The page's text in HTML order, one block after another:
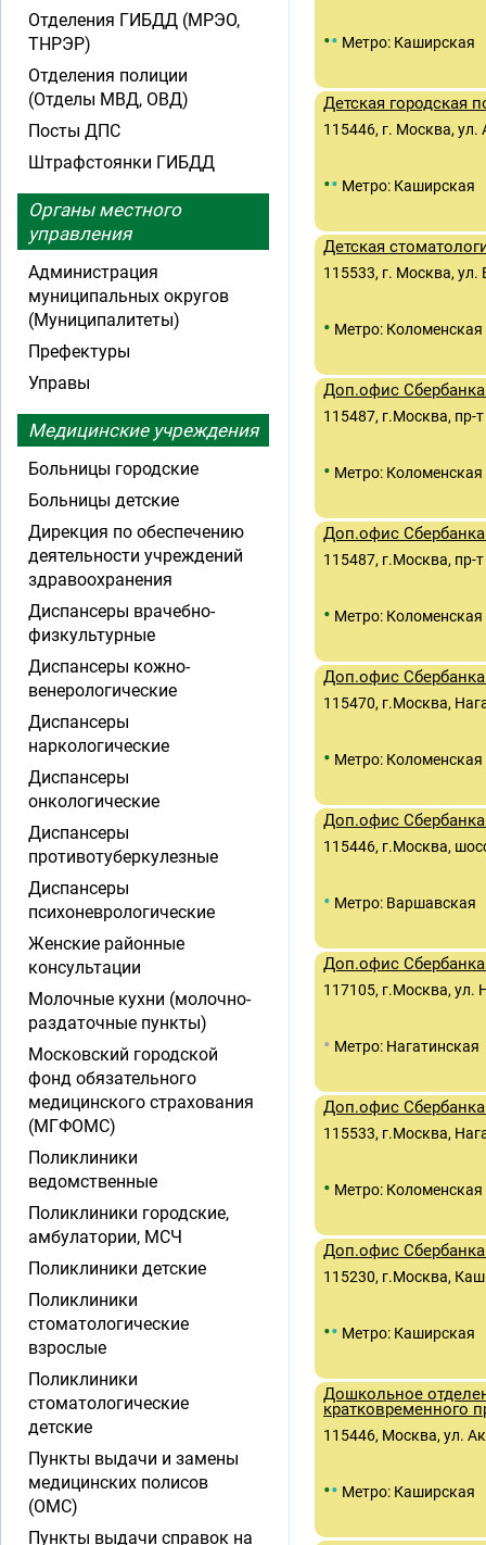
•• Метро: Каширская
Детская городская
115446, г. Москва,
•• Метро: Каширская
Детская
115533, г. Москва, ул.
• Метро: Коломенская
Доп.офис
115487, г.Москва, пр-
• Метро: Коломенская
Доп.офис
115487, г.Москва, пр-
• Метро: Коломенская
Доп.офис
115470, г.Москва,
• Метро: Коломенская
Доп.офис
115446, г.Москва,
• Метро: Варшавская
Доп.офис
117105, г.Москва, ул.
• Метро: Нагатинская
Доп.офис
115533, г.Москва,
• Метро: Коломенская
Доп.офис
115230, г.Москва,
•• Метро: Каширская
Дошкольное
кратковременного
115446, Москва, ул.
•• Метро: Каширская
Отделения ГИБДД (МРЭО,
ТНРЭР)
Отделения полиции
(Отделы МВД, ОВД)
Посты ДПС
Штрафстоянки ГИБДД
Органы местного
управления
Администрация
муниципальных округов
(Муниципалитеты)
Префектуры
Управы
Медицинские учреждения
Больницы городские
Больницы детские
Дирекция по обеспечению
деятельности учреждений
здравоохранения
Диспансеры врачебно-
физкультурные
Диспансеры кожно-
венерологические
Диспансеры
наркологические
Диспансеры
онкологические
Диспансеры
противотуберкулезные
Диспансеры
психоневрологические
Женские районные
консультации
Молочные кухни (молочно-
раздаточные пункты)
Московский городской
фонд обязательного
медицинского страхования
(МГФОМС)
Поликлиники
ведомственные
Поликлиники городские,
амбулатории, МСЧ
Поликлиники детские
Поликлиники
стоматологические
взрослые
Поликлиники
стоматологические
детские
Пункты выдачи и замены
медицинских полисов
(ОМС)
Пункты выдачи справок на